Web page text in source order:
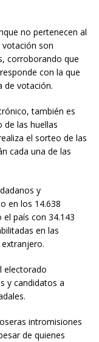
no pertenecen al
son
corroborando que
con la que
de votación.
también es
de las huellas
el sorteo de las
cada una de las
y
en los 14.638
país con 34.143
en las
electorado
y candidatos a
intromisiones
de quienes